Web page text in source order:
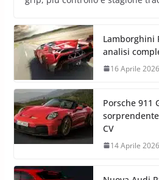
Lamborghini
analisi
16 Aprile 2026
Porsche 911
CV
14 Aprile 2026